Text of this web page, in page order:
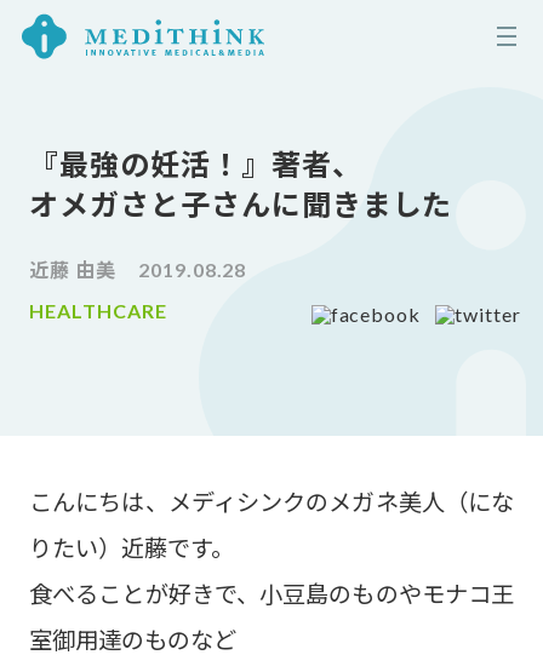
『最強の妊活！』著者、
オメガさと子さんに聞きました
近藤 由美
2019.08.28
HEALTHCARE
こんにちは、メディシンクのメガネ美人（にな
りたい）近藤です。
食べることが好きで、小豆島のものやモナコ王
室御用達のものなど